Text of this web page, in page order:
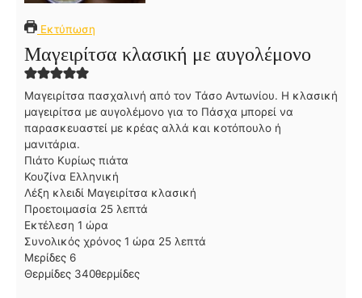
Εκτύπωση
Μαγειρίτσα κλασική με αυγολέμονο
Μαγειρίτσα πασχαλινή από τον Τάσο Αντωνίου. Η κλασική
μαγειρίτσα με αυγολέμονο για το Πάσχα μπορεί να
παρασκευαστεί με κρέας αλλά και κοτόπουλο ή
μανιτάρια.
Πιάτο Κυρίως πιάτα
Κουζίνα Ελληνική
Λέξη κλειδί Μαγειρίτσα κλασική
Προετοιμασία 25λ
π
ά
λεπτά
Εκτέλεση 1 ώ
ρ
ώρα
Συνολικός χρόνος 1 ώ
α
ώρα 25λλεπτά
Μερίδες 6
Θερμίδες 340θερμίδες